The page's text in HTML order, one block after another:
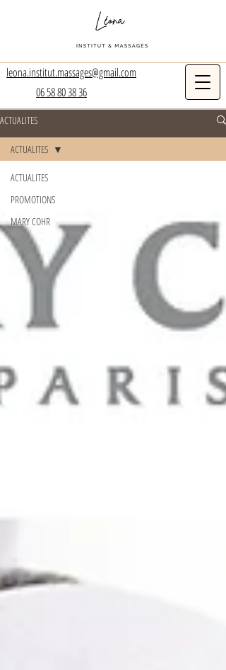
leona.institut.massages@gmail.com
06 58 80 38 36
ACTUALITES
ACTUALITES
PROMOTIONS
MARY COHR
ACTUALITES